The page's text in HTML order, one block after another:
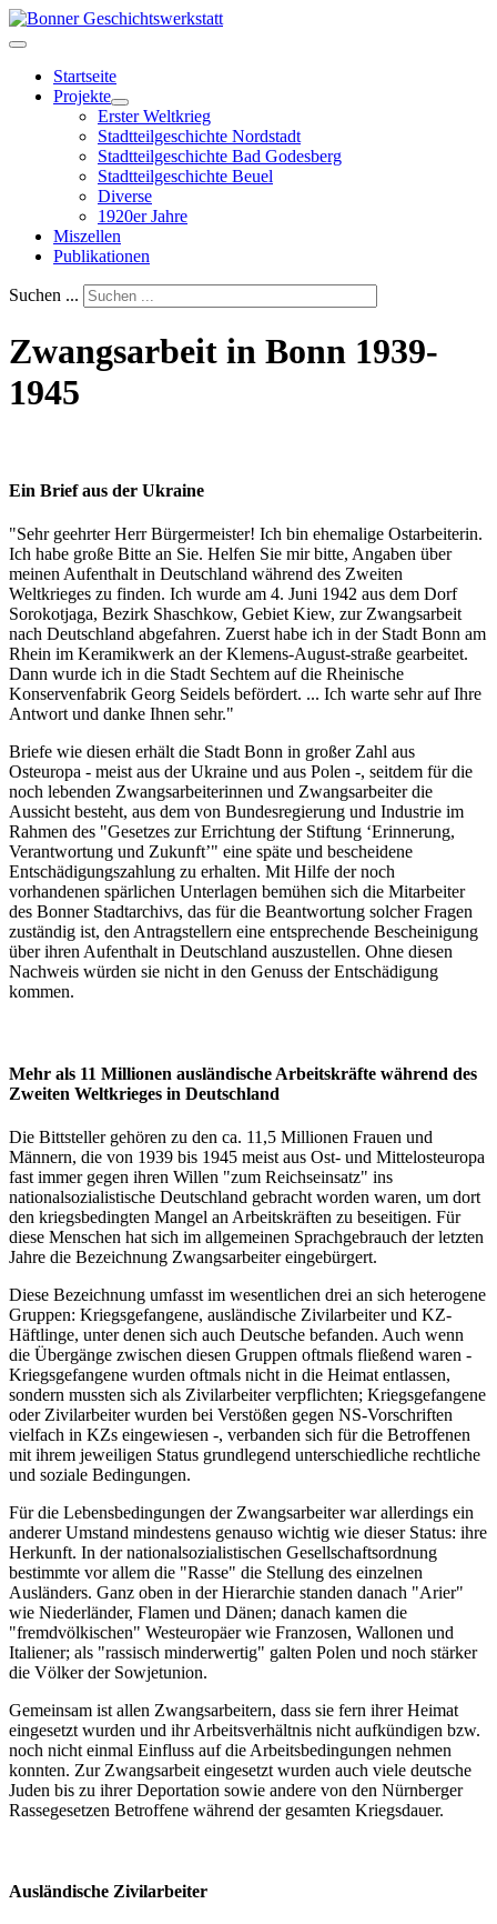
Startseite
Projekte
Erster Weltkrieg
Stadtteilgeschichte Nordstadt
Stadtteilgeschichte Bad Godesberg
Stadtteilgeschichte Beuel
Diverse
1920er Jahre
Miszellen
Publikationen
Suchen ...
Zwangsarbeit in Bonn 1939-
1945
Ein Brief aus der Ukraine
"Sehr geehrter Herr Bürgermeister! Ich bin ehemalige Ostarbeiterin.
Ich habe große Bitte an Sie. Helfen Sie mir bitte, Angaben über
meinen Aufenthalt in Deutschland während des Zweiten
Weltkrieges zu finden. Ich wurde am 4. Juni 1942 aus dem Dorf
Sorokotjaga, Bezirk Shaschkow, Gebiet Kiew, zur Zwangsarbeit
nach Deutschland abgefahren. Zuerst habe ich in der Stadt Bonn am
Rhein im Keramikwerk an der Klemens-August-straße gearbeitet.
Dann wurde ich in die Stadt Sechtem auf die Rheinische
Konservenfabrik Georg Seidels befördert. ... Ich warte sehr auf Ihre
Antwort und danke Ihnen sehr."
Briefe wie diesen erhält die Stadt Bonn in großer Zahl aus
Osteuropa - meist aus der Ukraine und aus Polen -, seitdem für die
noch lebenden Zwangsarbeiterinnen und Zwangsarbeiter die
Aussicht besteht, aus dem von Bundesregierung und Industrie im
Rahmen des "Gesetzes zur Errichtung der Stiftung ‘Erinnerung,
Verantwortung und Zukunft’" eine späte und bescheidene
Entschädigungszahlung zu erhalten. Mit Hilfe der noch
vorhandenen spärlichen Unterlagen bemühen sich die Mitarbeiter
des Bonner Stadtarchivs, das für die Beantwortung solcher Fragen
zuständig ist, den Antragstellern eine entsprechende Bescheinigung
über ihren Aufenthalt in Deutschland auszustellen. Ohne diesen
Nachweis würden sie nicht in den Genuss der Entschädigung
kommen.
Mehr als 11 Millionen ausländische Arbeitskräfte während des
Zweiten Weltkrieges in Deutschland
Die Bittsteller gehören zu den ca. 11,5 Millionen Frauen und
Männern, die von 1939 bis 1945 meist aus Ost- und Mittelosteuropa
fast immer gegen ihren Willen "zum Reichseinsatz" ins
nationalsozialistische Deutschland gebracht worden waren, um dort
den kriegsbedingten Mangel an Arbeitskräften zu beseitigen. Für
diese Menschen hat sich im allgemeinen Sprachgebrauch der letzten
Jahre die Bezeichnung Zwangsarbeiter eingebürgert.
Diese Bezeichnung umfasst im wesentlichen drei an sich heterogene
Gruppen: Kriegsgefangene, ausländische Zivilarbeiter und KZ-
Häftlinge, unter denen sich auch Deutsche befanden. Auch wenn
die Übergänge zwischen diesen Gruppen oftmals fließend waren -
Kriegsgefangene wurden oftmals nicht in die Heimat entlassen,
sondern mussten sich als Zivilarbeiter verpflichten; Kriegsgefangene
oder Zivilarbeiter wurden bei Verstößen gegen NS-Vorschriften
vielfach in KZs eingewiesen -, verbanden sich für die Betroffenen
mit ihrem jeweiligen Status grundlegend unterschiedliche rechtliche
und soziale Bedingungen.
Für die Lebensbedingungen der Zwangsarbeiter war allerdings ein
anderer Umstand mindestens genauso wichtig wie dieser Status: ihre
Herkunft. In der nationalsozialistischen Gesellschaftsordnung
bestimmte vor allem die "Rasse" die Stellung des einzelnen
Ausländers. Ganz oben in der Hierarchie standen danach "Arier"
wie Niederländer, Flamen und Dänen; danach kamen die
"fremdvölkischen" Westeuropäer wie Franzosen, Wallonen und
Italiener; als "rassisch minderwertig" galten Polen und noch stärker
die Völker der Sowjetunion.
Gemeinsam ist allen Zwangsarbeitern, dass sie fern ihrer Heimat
eingesetzt wurden und ihr Arbeitsverhältnis nicht aufkündigen bzw.
noch nicht einmal Einfluss auf die Arbeitsbedingungen nehmen
konnten. Zur Zwangsarbeit eingesetzt wurden auch viele deutsche
Juden bis zu ihrer Deportation sowie andere von den Nürnberger
Rassegesetzen Betroffene während der gesamten Kriegsdauer.
Ausländische Zivilarbeiter